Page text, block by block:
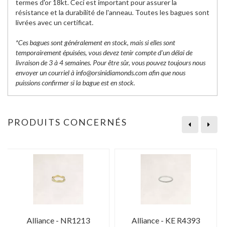
termes d'or 18kt. Ceci est important pour assurer la
résistance et la durabilité de l'anneau. Toutes les bagues sont
livrées avec un certificat.
*Ces bagues sont généralement en stock, mais si elles sont
temporairement épuisées, vous devez tenir compte d'un délai de
livraison de 3 à 4 semaines. Pour être sûr, vous pouvez toujours nous
envoyer un courriel à info@orsinidiamonds.com afin que nous
puissions confirmer si la bague est en stock.
PRODUITS CONCERNÉS
Alliance - NR1213 Alliance - KE R4393